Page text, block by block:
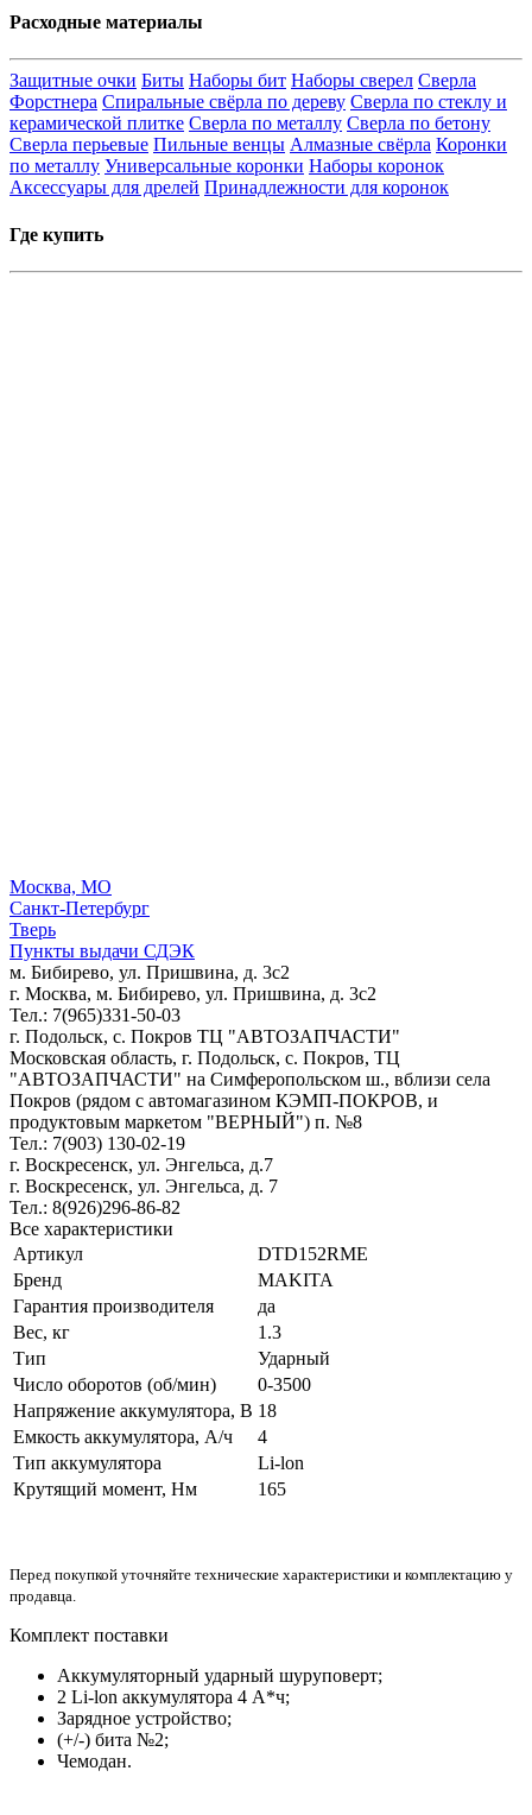
Расходные материалы
Защитные очки Биты Наборы бит Наборы сверел Сверла
Форстнера Спиральные свёрла по дереву Сверла по стеклу и
керамической плитке Сверла по металлу Сверла по бетону
Сверла перьевые Пильные венцы Алмазные свёрла Коронки
по металлу Универсальные коронки Наборы коронок
Аксессуары для дрелей Принадлежности для коронок
Где купить
Москва, МО
Санкт-Петербург
Тверь
Пункты выдачи СДЭК
м. Бибирево, ул. Пришвина, д. 3с2
г. Москва, м. Бибирево, ул. Пришвина, д. 3с2
Тел.: 7(965)331-50-03
г. Подольск, c. Покров ТЦ "АВТОЗАПЧАСТИ"
Московская область, г. Подольск, c. Покров, ТЦ
"АВТОЗАПЧАСТИ" на Симферопольском ш., вблизи села
Покров (рядом с автомагазином КЭМП-ПОКРОВ, и
продуктовым маркетом "ВЕРНЫЙ") п. №8
Тел.: 7(903) 130-02-19
г. Воскресенск, ул. Энгельса, д.7
г. Воскресенск, ул. Энгельса, д. 7
Тел.: 8(926)296-86-82
Все характеристики
Артикул
DTD152RME
Бренд
MAKITA
Гарантия производителя
да
Вес, кг
1.3
Тип
Ударный
Число оборотов (об/мин)
0-3500
Напряжение аккумулятора, В 18
Емкость аккумулятора, А/ч
4
Тип аккумулятора
Li-lon
Крутящий момент, Нм
165
Перед покупкой уточняйте технические характеристики и комплектацию у
продавца.
Комплект поставки
Аккумуляторный ударный шуруповерт;
2 Li-lon аккумулятора 4 А*ч;
Зарядное устройство;
(+/-) бита №2;
Чемодан.